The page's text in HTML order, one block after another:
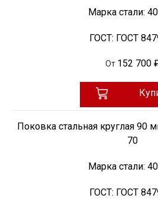
Марка стали:
ГОСТ: ГОСТ
От 152 700
Поковка стальная круглая 90
70
Марка стали:
ГОСТ: ГОСТ